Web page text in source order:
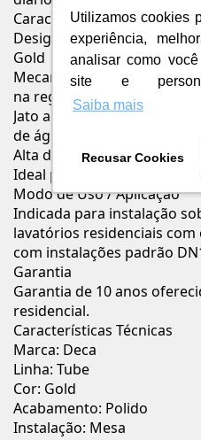
Utilizamos cookies
experiência,
analisar como
site e
Saiba mais
Recusar Cookies
Características e Benefícios
Design sofisticado e
Gold
Mecanismo de 1/4 de
na regulagem
Jato aerado: evita
de água
Alta durabilidade e
Ideal para lavatórios com
Modo de Uso / Aplicação
Indicada para instalação
lavatórios residenciais
com instalações padrão
Garantia
Garantia de 10 anos
residencial.
Características Técnicas
Marca: Deca
Linha: Tube
Cor: Gold
Acabamento: Polido
Instalação: Mesa